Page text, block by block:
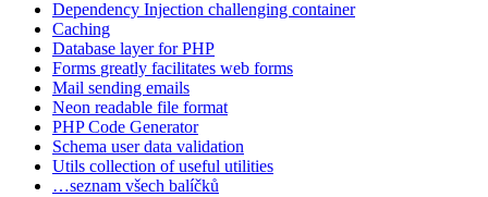
Dependency Injection challenging container
Caching
Database layer for PHP
Forms greatly facilitates web forms
Mail sending emails
Neon readable file format
PHP Code Generator
Schema user data validation
Utils collection of useful utilities
…seznam všech balíčků